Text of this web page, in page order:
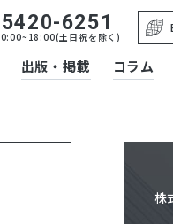
6251
土日祝を除く)
出版・掲載 コラム
株